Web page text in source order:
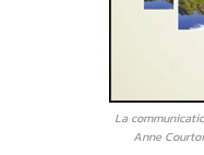
La
Anne